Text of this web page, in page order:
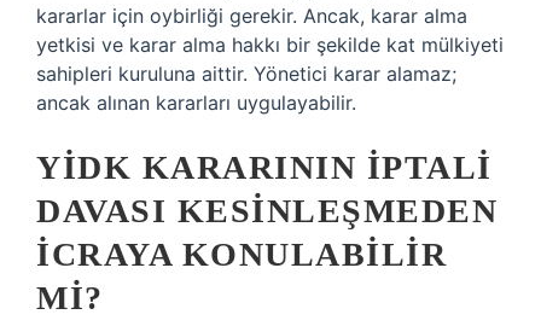
kararlar için oybirliği gerekir. Ancak, karar alma
yetkisi ve karar alma hakkı bir şekilde kat mülkiyeti
sahipleri kuruluna aittir. Yönetici karar alamaz;
ancak alınan kararları uygulayabilir.
YIDK KARARININ IPTALI
DAVASI KESINLEŞMEDEN
ICRAYA KONULABILIR
MI?